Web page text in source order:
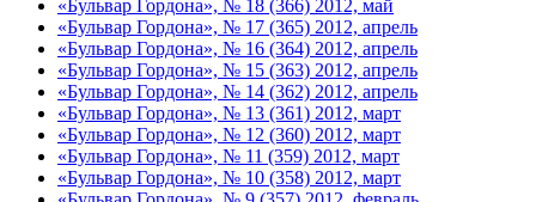
«Бульвар Гордона», № 18 (366) 2012, май
«Бульвар Гордона», № 17 (365) 2012, апрель
«Бульвар Гордона», № 16 (364) 2012, апрель
«Бульвар Гордона», № 15 (363) 2012, апрель
«Бульвар Гордона», № 14 (362) 2012, апрель
«Бульвар Гордона», № 13 (361) 2012, март
«Бульвар Гордона», № 12 (360) 2012, март
«Бульвар Гордона», № 11 (359) 2012, март
«Бульвар Гордона», № 10 (358) 2012, март